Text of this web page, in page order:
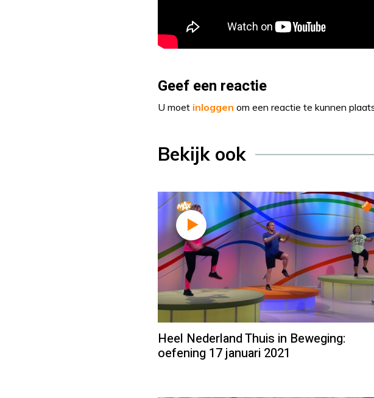
Geef een reactie
U moet inloggen om een reactie te kunnen
Bekijk ook
Heel Nederland Thuis in Beweging:
oefening 17 januari 2021